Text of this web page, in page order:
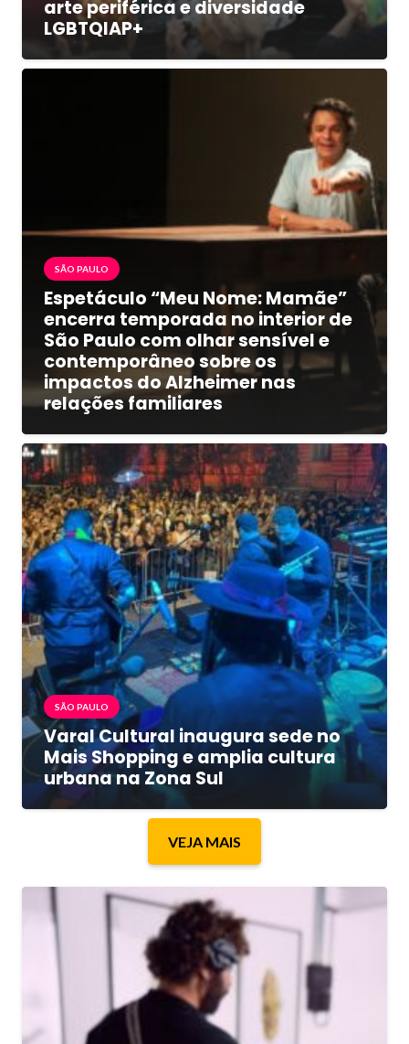
arte periférica e diversidade
LGBTQIAP+
SÃO PAULO
Espetáculo “Meu Nome: Mamãe”
encerra temporada no interior de
São Paulo com olhar sensível e
contemporâneo sobre os
impactos do Alzheimer nas
relações familiares
SÃO PAULO
Varal Cultural inaugura sede no
Mais Shopping e amplia cultura
urbana na Zona Sul
VEJA MAIS